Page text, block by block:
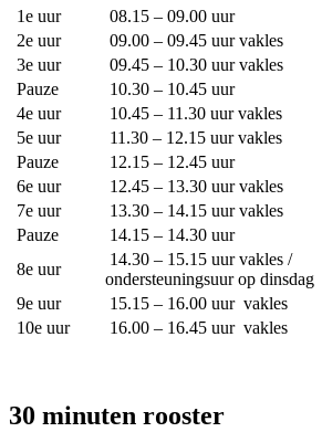
1e uur
08.15 – 09.00 uur
2e uur
09.00 – 09.45 uur vakles
3e uur
09.45 – 10.30 uur vakles
Pauze
10.30 – 10.45 uur
4e uur
10.45 – 11.30 uur vakles
5e uur
11.30 – 12.15 uur vakles
Pauze
12.15 – 12.45 uur
6e uur
12.45 – 13.30 uur vakles
7e uur
13.30 – 14.15 uur vakles
Pauze
14.15 – 14.30 uur
8e uur
14.30 – 15.15 uur vakles /
ondersteuningsuur op dinsdag
9e uur
15.15 – 16.00 uur vakles
10e uur
16.00 – 16.45 uur vakles
30 minuten rooster